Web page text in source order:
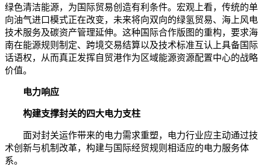
绿色清洁能源，为国际贸易创造有利条件。宏观上看，传统的单
向油气进口模式正在改变，未来将向双向的绿氢贸易、海上风电
技术服务及碳资产管理延伸。这种国际合作版图的重构，要求海
南在能源规则制定、跨境交易结算以及技术标准互认上具备国际
话语权，从而真正发挥自贸港作为区域能源资源配置中心的战略
价值。
电力响应
构建支撑封关的四大电力支柱
面对封关运作带来的电力需求重塑，电力行业应主动通过技
术创新与机制改革，构建与国际经贸规则相适应的电力服务体
系。